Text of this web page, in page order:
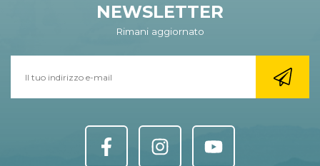
NEWSLETTER
Rimani aggiornato